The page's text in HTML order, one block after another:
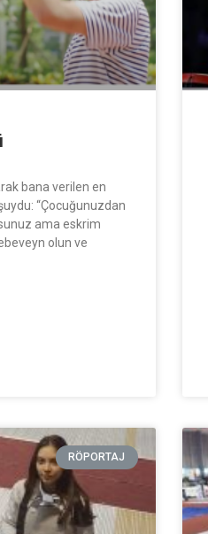
bana verilen en
“Çocuğunuzdan
ama eskrim
olun ve
RÖPORTAJ